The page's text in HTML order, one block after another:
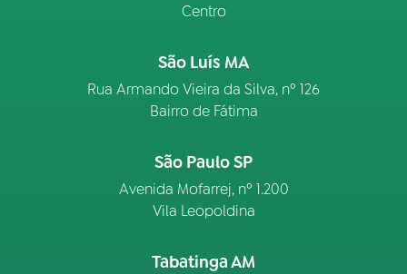
Centro
São Luís MA
Rua Armando Vieira da Silva, nº 126
Bairro de Fátima
São Paulo SP
Avenida Mofarrej, nº 1.200
Vila Leopoldina
Tabatinga AM